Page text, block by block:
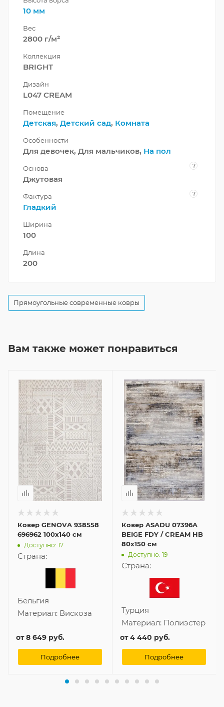
10 мм
Вес
2800 г/м²
Коллекция
BRIGHT
Дизайн
L047 CREAM
Помещение
Детская, Детский сад, Комната
Особенности
Для девочек, Для мальчиков, На пол
Основа ?
Джутовая
Фактура ?
Гладкий
Ширина
100
Длина
200
Прямоугольные современные ковры
Вам также может понравиться
Ковер GENOVA 938558
696962 100x140 см
Доступно: 17
Страна:
Бельгия
Материал: Вискоза
от8 649 руб.
Подробнее
Ковер ASADU 07396A
BEIGE FDY / CREAM HB
80x150 см
Доступно: 19
Страна:
Турция
Материал: Полиэстер
от4 440 руб.
Подробнее